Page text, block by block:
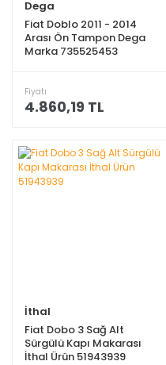
Dega
Fiat Doblo 2011 - 2014
Arası Ön Tampon Dega
Marka 735525453
Fiyatı
4.860,19 TL
İthal
Fiat Dobo 3 Sağ Alt
Sürgülü Kapı Makarası
İthal Ürün 51943939